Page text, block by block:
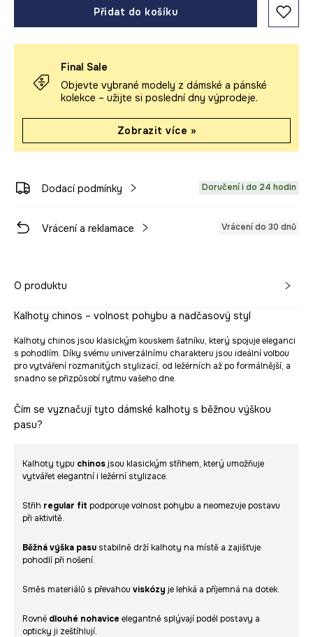
Přidat do košíku
Final Sale
Objevte vybrané modely z dámské a pánské
kolekce – užijte si poslední dny výprodeje.
Zobrazit více »
Dodací podmínky Doručení i do 24 hodin
Vrácení a reklamace Vrácení do 30 dnů
O produktu
Kalhoty chinos – volnost pohybu a nadčasový styl
Kalhoty chinos jsou klasickým kouskem šatníku, který spojuje eleganci
s pohodlím. Díky svému univerzálnímu charakteru jsou ideální volbou
pro vytváření rozmanitých stylizací, od ležérních až po formálnější, a
snadno se přizpůsobí rytmu vašeho dne.
Čím se vyznačují tyto dámské kalhoty s běžnou výškou
pasu?
Kalhoty typu chinosjsou klasickým střihem, který umožňuje
vytvářet elegantní i ležérní stylizace.
Střih regular fit podporuje volnost pohybu a neomezuje postavu
při aktivitě.
Běžná výška pasu stabilně drží kalhoty na místě a zajišťuje
pohodlí při nošení.
Směs materiálů s převahou viskózy je lehká a příjemná na dotek.
Rovné dlouhé nohavice elegantně splývají podél postavy a
opticky ji zeštíhlují.